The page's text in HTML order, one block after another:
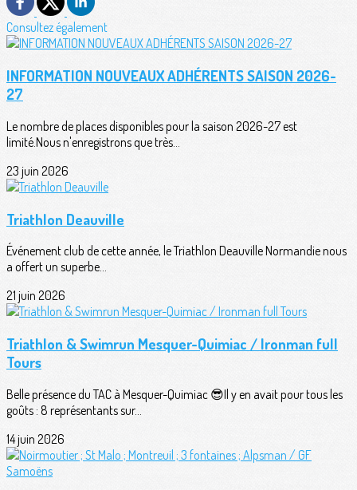
Consultez également
INFORMATION NOUVEAUX ADHÉRENTS SAISON 2026-
27
Le nombre de places disponibles pour la saison 2026-27 est
limité.Nous n'enregistrons que très...
23 juin 2026
Triathlon Deauville
Événement club de cette année, le Triathlon Deauville Normandie nous
a offert un superbe...
21 juin 2026
Triathlon & Swimrun Mesquer-Quimiac / Ironman full
Tours
Belle présence du TAC à Mesquer-Quimiac 😎Il y en avait pour tous les
goûts : 8 représentants sur...
14 juin 2026